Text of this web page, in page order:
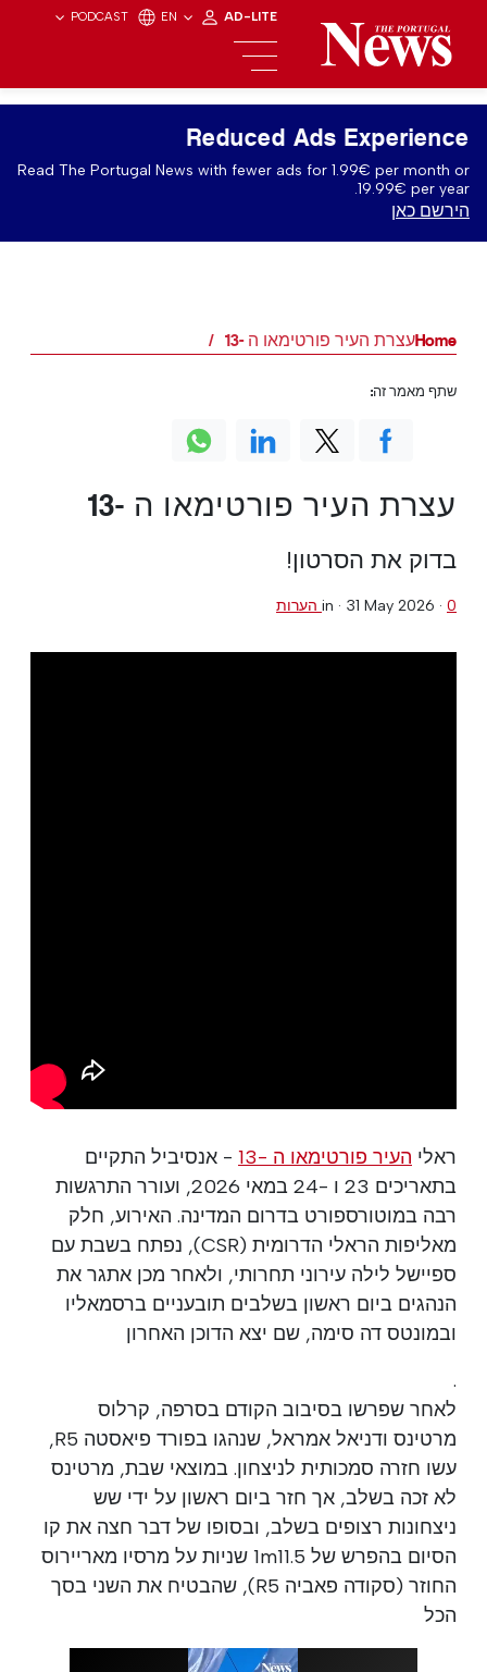
PODCAST EN AD-LITE
Reduced Ads Experience
Read The Portugal News with fewer ads for 1.99€ per month or
19.99€ per year.
הירשם כאן
Homeעצרת העיר פורטימאו ה -13
עצרת העיר פורטימאו ה -13
בדוק את הסרטון!
in · 31 May 2026 · 0 הערות
ראלי העיר פורטימאו ה -13
- אנסיביל התקיים
בתאריכים 23 ו -24 במאי 2026, ועורר התרגשות
רבה במוטורספורט בדרום המדינה. האירוע, חלק
מאליפות הראלי הדרומית (CSR), נפתח בשבת עם
ספיישל לילה עירוני תחרותי, ולאחר מכן אתגר את
הנהגים ביום ראשון בשלבים תובעניים ברסמאליו
ובמונטס דה סימה, שם יצא הדוכן האחרון
.
לאחר שפרשו בסיבוב הקודם בסרפה, קרלוס
מרטינס ודניאל אמראל, שנהגו בפורד פיאסטה R5,
עשו חזרה סמכותית לניצחון. במוצאי שבת, מרטינס
לא זכה בשלב, אך חזר ביום ראשון על ידי שש
ניצחונות רצופים בשלב, ובסופו של דבר חצה את קו
הסיום בהפרש של 1m11.5 שניות על מרסיו מאריירוס
החוזר (סקודה פאביה R5), שהבטיח את השני בסך
הכל
שתף מאמר זה: